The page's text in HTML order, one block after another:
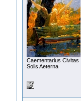
Сaementarius Civitas
Solis Aeterna